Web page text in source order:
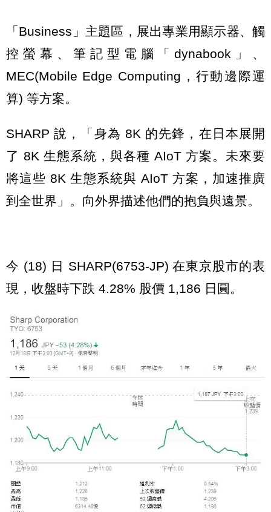
「Business」主題區，展出專業用顯示器、觸
控螢幕、筆記型電腦「dynabook」、
MEC(Mobile Edge Computing，行動邊際運
算) 等方案。
SHARP 說，「身為 8K 的先鋒，在日本展開
了 8K 生態系統，與各種 AIoT 方案。未來要
將這些 8K 生態系統與 AIoT 方案，加速推廣
到全世界」。向外界描述他們的抱負與遠景。
今 (18) 日 SHARP(6753-JP) 在東京股市的表
現，收盤時下跌 4.28% 股價 1,186 日圓。